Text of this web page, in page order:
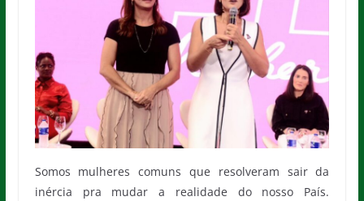
Somos mulheres comuns que resolveram sair da
inércia pra mudar a realidade do nosso País.